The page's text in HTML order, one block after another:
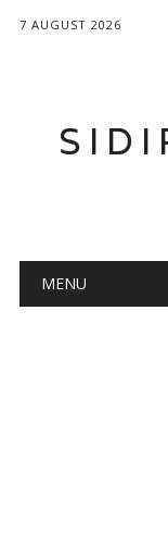
7 AUGUST 2026
Main
MENU